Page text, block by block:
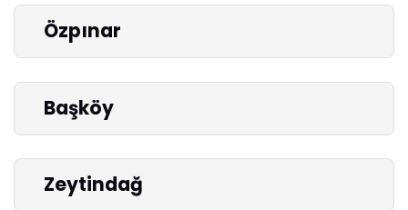
Özpınar
Başköy
Zeytindağ